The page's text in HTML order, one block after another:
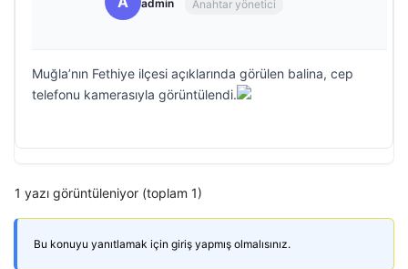
admin Anahtar yönetici
Muğla’nın Fethiye ilçesi açıklarında görülen balina, cep
telefonu kamerasıyla görüntülendi.
1 yazı görüntüleniyor (toplam 1)
Bu konuyu yanıtlamak için giriş yapmış olmalısınız.